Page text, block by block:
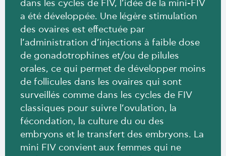
dans les cycles de FIV, l’idée de la mini-FIV
a été développée. Une légère stimulation
des ovaires est effectuée par
l’administration d’injections à faible dose
de gonadotrophines et/ou de pilules
orales, ce qui permet de développer moins
de follicules dans les ovaires qui sont
surveillés comme dans les cycles de FIV
classiques pour suivre l’ovulation, la
fécondation, la culture du ou des
embryons et le transfert des embryons. La
mini FIV convient aux femmes qui ne